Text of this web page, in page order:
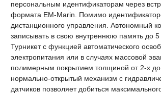
персональным идентификаторам через
формата EM-Marin. Помимо
дистанционного управления. Автономный
записывать в свою внутреннюю память до
Турникет с функцией автоматического
электропитания или в случаях массовой
полимерным покрытием толщиной от 2-х
нормально-открытый механизм c
датчиков позволяет добиться